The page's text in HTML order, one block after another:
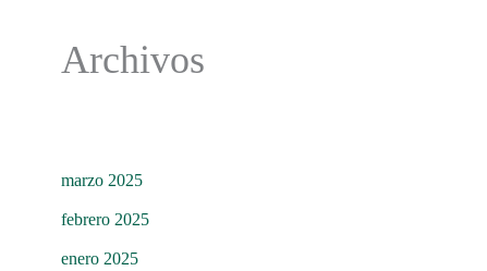
Archivos
marzo 2025
febrero 2025
enero 2025